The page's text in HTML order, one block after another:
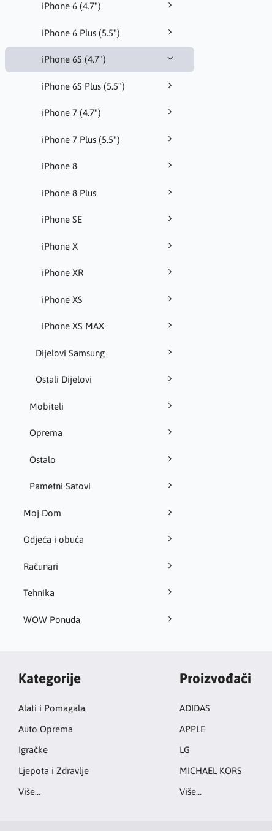
iPhone 6 (4.7")
iPhone 6 Plus (5.5")
iPhone 6S (4.7")
iPhone 6S Plus (5.5")
iPhone 7 (4.7")
iPhone 7 Plus (5.5")
iPhone 8
iPhone 8 Plus
iPhone SE
iPhone X
iPhone XR
iPhone XS
iPhone XS MAX
Dijelovi Samsung
Ostali Dijelovi
Mobiteli
Oprema
Ostalo
Pametni Satovi
Moj Dom
Odjeća i obuća
Računari
Tehnika
WOW Ponuda
Kategorije
Alati i Pomagala
Auto Oprema
Igračke
Ljepota i Zdravlje
Više…
Proizvođači
ADIDAS
APPLE
LG
MICHAEL KORS
Više…